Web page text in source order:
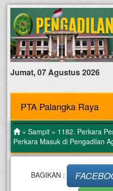
Jumat, 07 Agustus 2026
PTA Palangka Raya
» Sampit » 1182. Perkara
Perkara Masuk di Pengadilan
BAGIKAN :